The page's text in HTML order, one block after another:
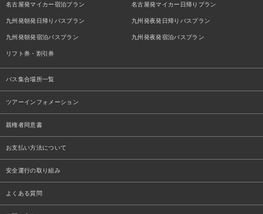
名古屋発マイカー宿泊プラン 名古屋発マイカー日帰りプラン
九州発朝発日帰りバスプラン 九州発夜発日帰りバスプラン
九州発朝発宿泊バスプラン 九州発夜発宿泊バスプラン
リフト券・割引券
バス集合場所一覧
ツアーインフォメーション
親権者同意書
お支払い方法について
安全運行の取り組み
よくある質問